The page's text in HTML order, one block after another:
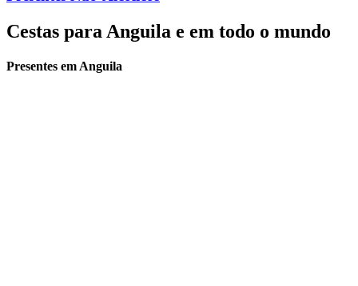
Cestas para Anguila e em todo o mundo
Presentes em Anguila